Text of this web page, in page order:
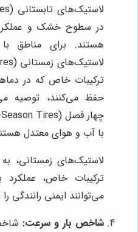
در سطوح خشک و
هستند. برای مناطق
ترکیبات خاص که در
حفظ می‌کنند، توصیه
با آب و هوای معتدل
لاستیک‌های زمستانی،
ترکیبات خاص،
می‌توانند ایمنی رانندگی
شاخص بار و سرعت: